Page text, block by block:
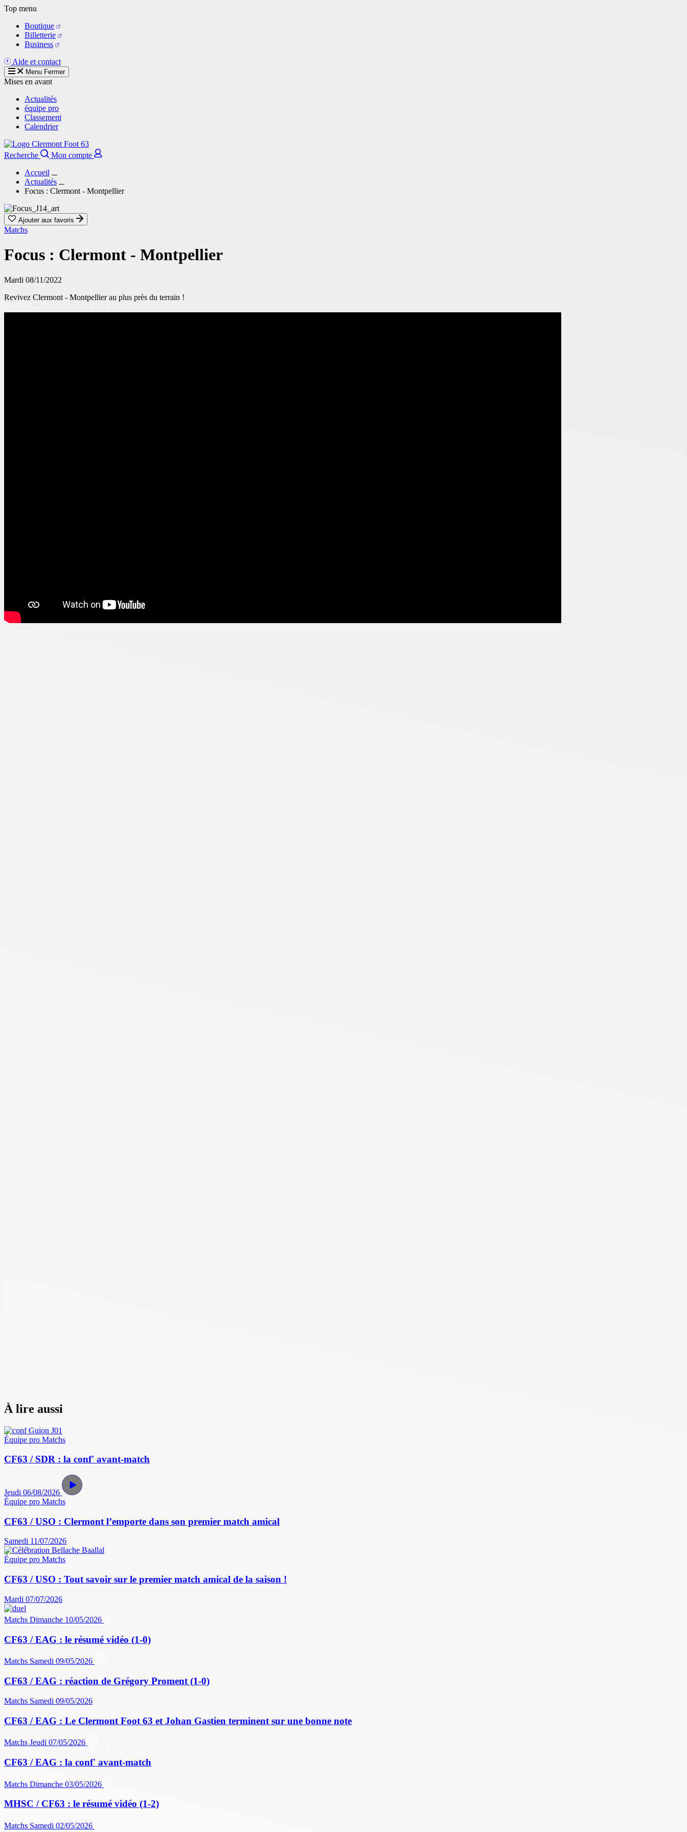
Aller
contenu
principal
Top menu
Boutique
Billetterie
Business
Aide et contact
Menu Fermer
Mises en avant
Actualités
équipe pro
Classement
Calendrier
Recherche
Mon compte
Accueil
Actualités
Focus : Clermont - Montpellier
Ajouter aux favoris
Matchs
Focus : Clermont - Montpellier
Mardi 08/11/2022
Revivez Clermont - Montpellier au plus près du terrain !
À lire aussi
Équipe pro Matchs
CF63 / SDR : la conf' avant-match
Jeudi 06/08/2026
Équipe pro Matchs
CF63 / USO : Clermont l’emporte dans son premier match amical
Samedi 11/07/2026
Équipe pro Matchs
CF63 / USO : Tout savoir sur le premier match amical de la saison !
Mardi 07/07/2026
Matchs Dimanche 10/05/2026
CF63 / EAG : le résumé vidéo (1-0)
Matchs Samedi 09/05/2026
CF63 / EAG : réaction de Grégory Proment (1-0)
Matchs Samedi 09/05/2026
CF63 / EAG : Le Clermont Foot 63 et Johan Gastien terminent sur une bonne note
Matchs Jeudi 07/05/2026
CF63 / EAG : la conf' avant-match
Matchs Dimanche 03/05/2026
MHSC / CF63 : le résumé vidéo (1-2)
Matchs Samedi 02/05/2026